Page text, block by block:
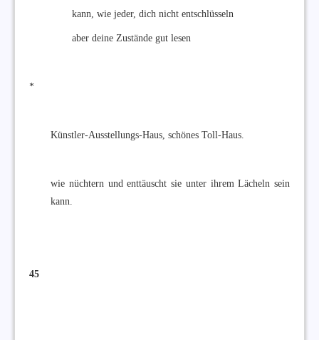
kann, wie jeder, dich nicht entschlüsseln
aber deine Zustände gut lesen
*
Künstler-Ausstellungs-Haus, schönes Toll-Haus.
wie nüchtern und enttäuscht sie unter ihrem Lächeln sein
kann.
45